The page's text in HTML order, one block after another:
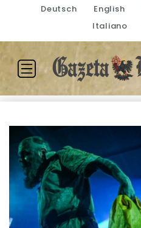
Deutsch English
Italiano